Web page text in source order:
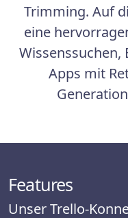
Trimming. Auf
eine
Apps mit
Features
Unser Trello-